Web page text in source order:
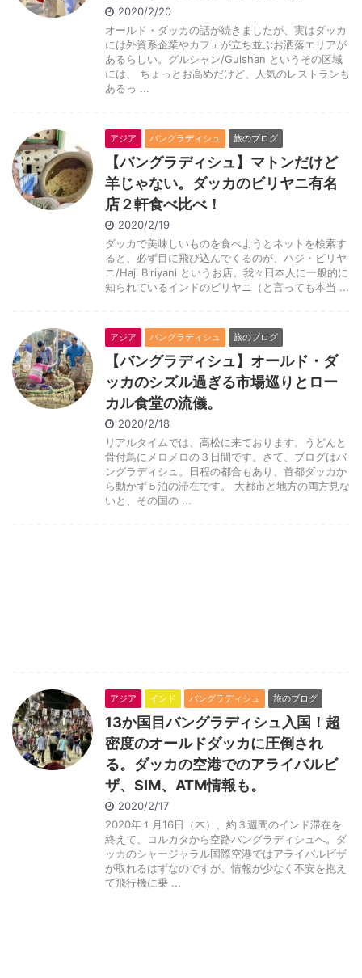
2020/2/20
オールド・ダッカの話が続きましたが、実はダッカ
には外資系企業やカフェが立ち並ぶお洒落エリアが
あるらしい。グルシャン/Gulshan というその区域
には、 ちょっとお高めだけど、人気のレストランも
あるっ ...
アジア バングラディシュ 旅のブログ
【バングラディシュ】マトンだけど
羊じゃない。ダッカのビリヤニ有名
店２軒食べ比べ！
2020/2/19
ダッカで美味しいものを食べようとネットを検索す
ると、必ず目に飛び込んでくるのが、ハジ・ビリヤ
ニ/Haji Biriyani というお店。我々日本人に一般的に
知られているインドのビリヤニ（と言っても本当 ...
アジア バングラディシュ 旅のブログ
【バングラディシュ】オールド・ダ
ッカのシズル過ぎる市場巡りとロー
カル食堂の流儀。
2020/2/18
リアルタイムでは、高松に来ております。うどんと
骨付鳥にメロメロの３日間です。さて、ブログはバ
ングラディシュ。日程の都合もあり、首都ダッカか
ら動かず５泊の滞在です。 大都市と地方の両方見な
いと、その国の ...
アジア インド バングラディシュ 旅のブログ
13か国目バングラディシュ入国！超
密度のオールドダッカに圧倒され
る。ダッカの空港でのアライバルビ
ザ、SIM、ATM情報も。
2020/2/17
2020年１月16日（木）、約３週間のインド滞在を
終えて、コルカタから空路バングラディシュへ。ダ
ッカのシャージャラル国際空港ではアライバルビザ
が取れるはずなのですが、情報が少なく不安を抱え
て飛行機に乗 ...